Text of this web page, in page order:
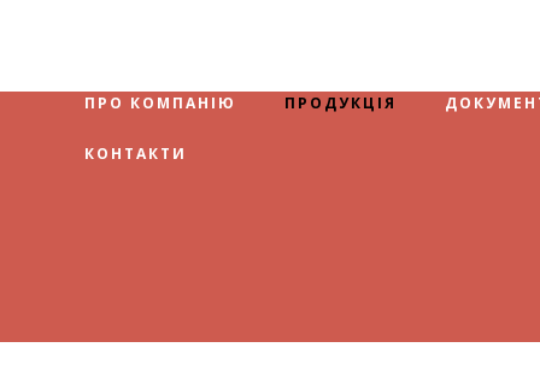
ПРО КОМПАНІЮ ПРОДУКЦІЯ
КОНТАКТИ